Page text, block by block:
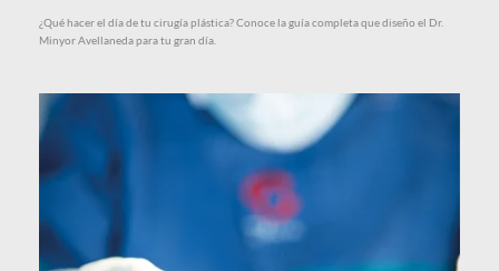
¿Qué hacer el día de tu cirugía plástica? Conoce la guía completa que diseño el Dr.
Minyor Avellaneda para tu gran día.